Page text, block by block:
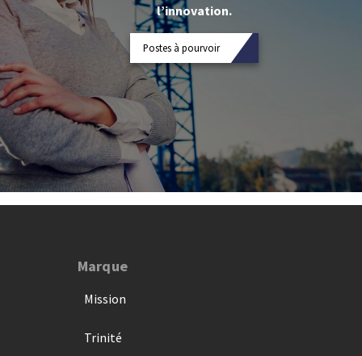
l’innovation.
Postes à pourvoir
Marque
Mission
Trinité